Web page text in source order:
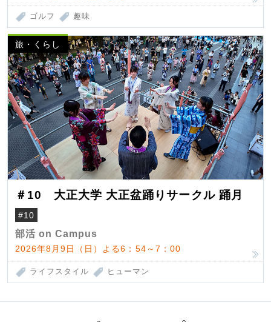
ゴルフ 趣味
旅・くらし
＃10 大正大学 大正盆踊りサークル 踊月
#10
部活 on Campus
2026年8月9日（日）よる6：54～7：00
ライフスタイル ヒューマン